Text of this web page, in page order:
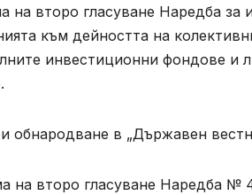
на второ гласуване Наредба за
към дейността на
инвестиционни фондове и
обнародване в „Държавен
на второ гласуване Наредба №